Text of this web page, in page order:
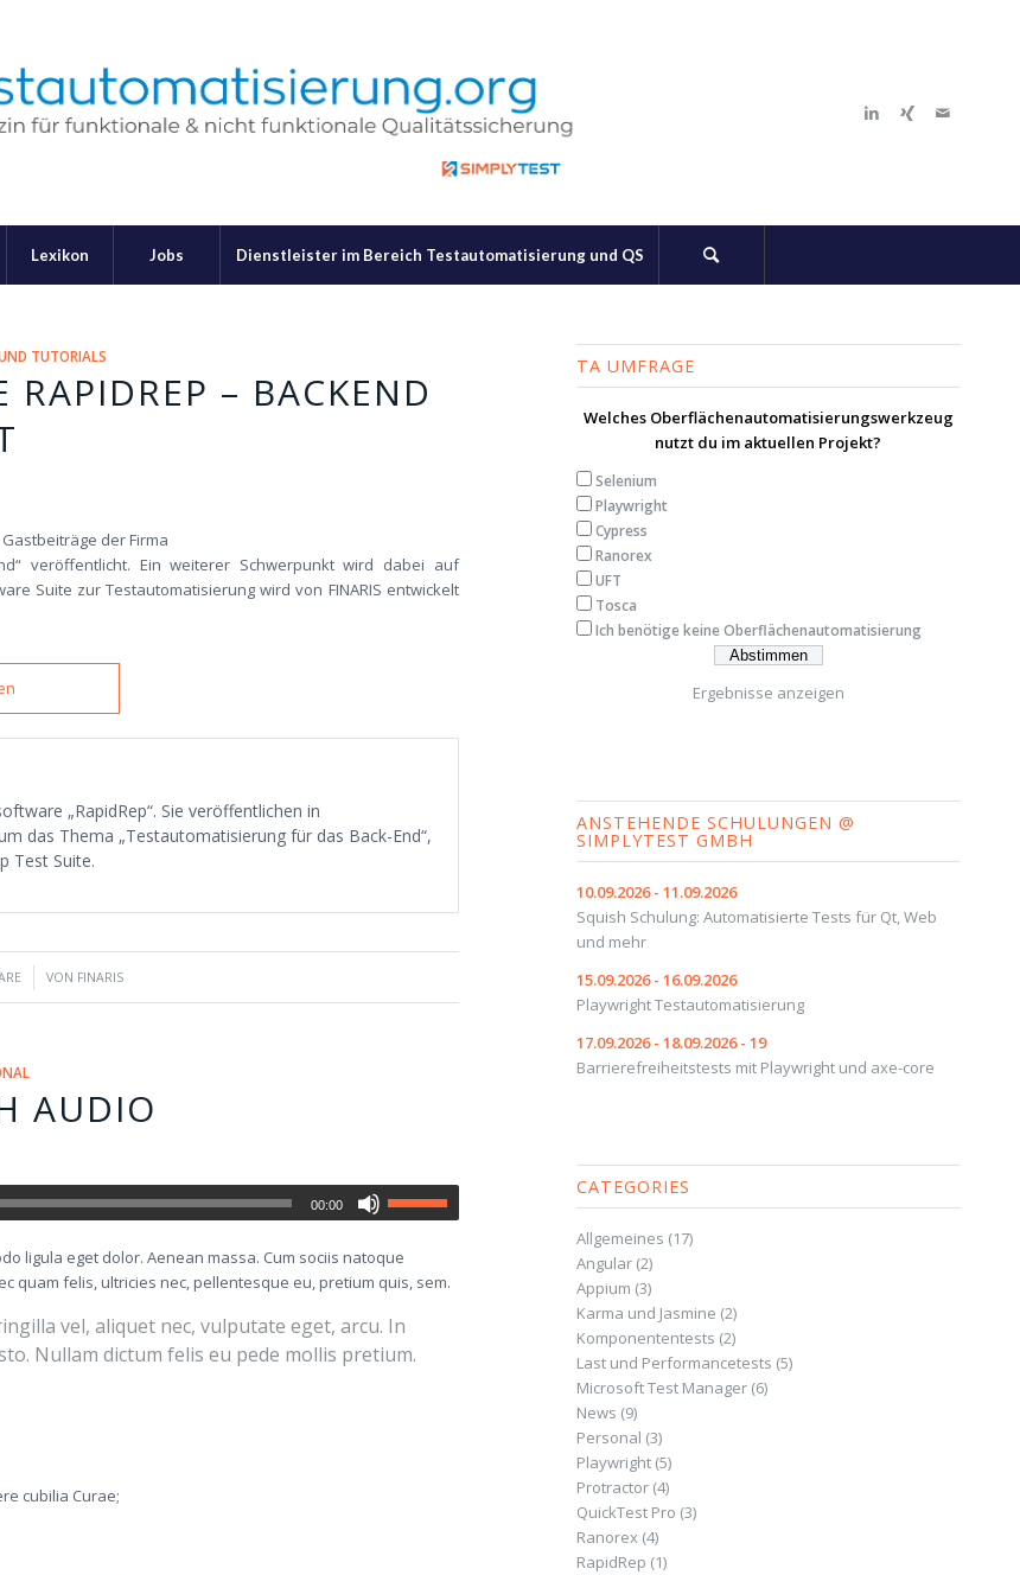
Lexikon Jobs Dienstleister im Bereich Testautomatisierung und QS
TUTORIALS
RAPIDREP – BACKEND
der Firma
veröffentlicht. Ein weiterer Schwerpunkt wird dabei auf
Suite zur Testautomatisierung wird von FINARIS entwickelt
„RapidRep“. Sie veröffentlichen in
das Thema „Testautomatisierung für das Back-End“,
Test Suite.
VON FINARIS
AUDIO
00:00
ligula eget dolor. Aenean massa. Cum sociis natoque
quam felis, ultricies nec, pellentesque eu, pretium quis, sem.
vel, aliquet nec, vulputate eget, arcu. In
Nullam dictum felis eu pede mollis pretium.
cubilia Curae;
TA UMFRAGE
Welches Oberflächenautomatisierungswerkzeug
nutzt du im aktuellen Projekt?
Selenium
Playwright
Cypress
Ranorex
UFT
Tosca
Ich benötige keine Oberflächenautomatisierung
Ergebnisse anzeigen
ANSTEHENDE SCHULUNGEN @
SIMPLYTEST GMBH
10.09.2026 - 11.09.2026
Squish Schulung: Automatisierte Tests für Qt, Web
und mehr
15.09.2026 - 16.09.2026
Playwright Testautomatisierung
17.09.2026 - 18.09.2026 - 19
Barrierefreiheitstests mit Playwright und axe-core
CATEGORIES
Allgemeines (17)
Angular(2)
Appium (3)
Karma und Jasmine (2)
Komponententests (2)
Last und Performancetests (5)
Microsoft Test Manager(6)
News (9)
Personal (3)
Playwright(5)
Protractor(4)
QuickTest Pro (3)
Ranorex(4)
RapidRep (1)